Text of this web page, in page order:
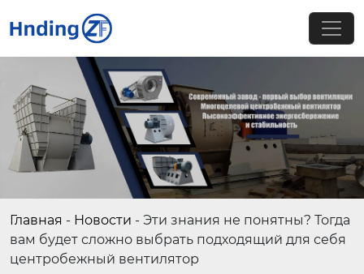
Главная - Новости - Эти знания не понятны? Тогда
вам будет сложно выбрать подходящий для себя
центробежный вентилятор